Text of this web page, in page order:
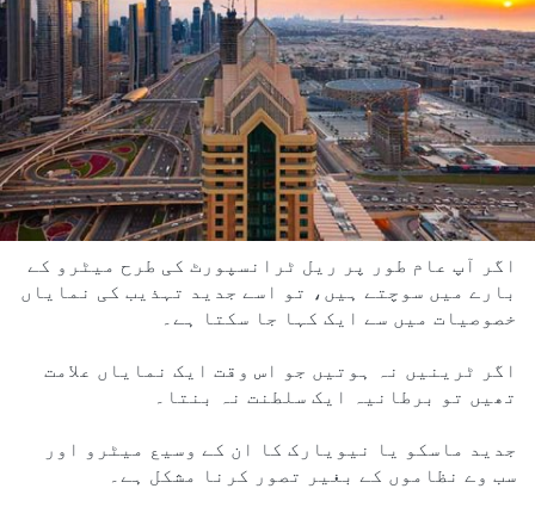
اگر آپ عام طور پر ریل ٹرانسپورٹ کی طرح میٹرو کے
بارے میں سوچتے ہیں، تو اسے جدید تہذیب کی نمایاں
خصوصیات میں سے ایک کہا جا سکتا ہے۔
اگر ٹرینیں نہ ہوتیں جو اس وقت ایک نمایاں علامت
تھیں تو برطانیہ ایک سلطنت نہ بنتا۔
جدید ماسکو یا نیویارک کا ان کے وسیع میٹرو اور
سب وے نظاموں کے بغیر تصور کرنا مشکل ہے۔